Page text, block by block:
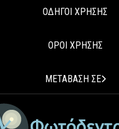
ΟΔΗΓΟΙ ΧΡΗΣΗΣ
ΟΡΟΙ ΧΡΗΣΗΣ
ΜΕΤΑΒΑΣΗ ΣΕ